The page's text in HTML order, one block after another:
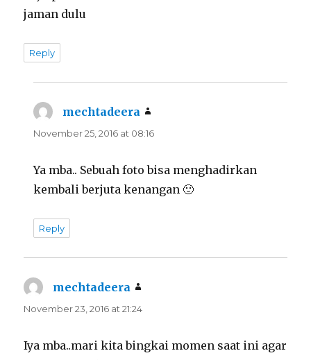
jaman dulu
Reply
mechtadeera
November 25, 2016 at 08:16
Ya mba.. Sebuah foto bisa menghadirkan
kembali berjuta kenangan 🙂
Reply
mechtadeera
November 23, 2016 at 21:24
Iya mba..mari kita bingkai momen saat ini agar